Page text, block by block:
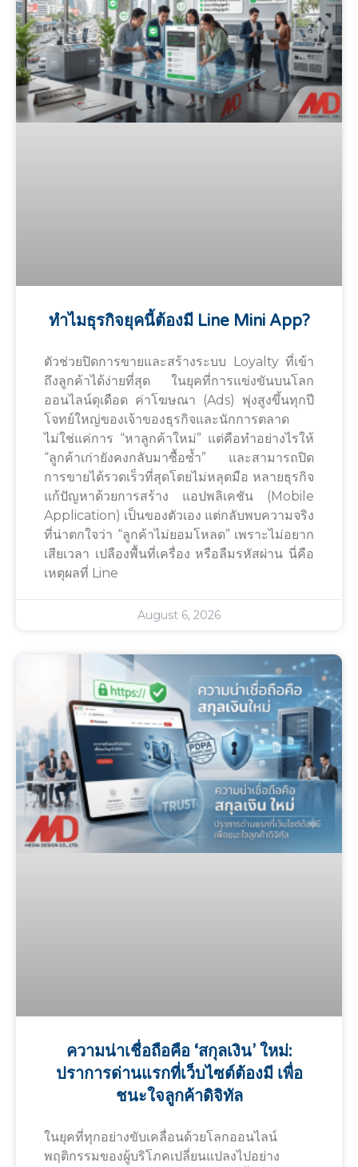
ทำไมธุรกิจยุคนี้ต้องมี Line Mini App?
ตัวช่วยปิดการขายและสร้างระบบ Loyalty ที่เข้า
ถึงลูกค้าได้ง่ายที่สุด ในยุคที่การแข่งขันบนโลก
ออนไลน์ดุเดือด ค่าโฆษณา (Ads) พุ่งสูงขึ้นทุกปี
โจทย์ใหญ่ของเจ้าของธุรกิจและนักการตลาด
ไม่ใช่แค่การ “หาลูกค้าใหม่” แต่คือทำอย่างไรให้
“ลูกค้าเก่ายังคงกลับมาซื้อซ้ำ” และสามารถปิด
การขายได้รวดเร็วที่สุดโดยไม่หลุดมือ หลายธุรกิจ
แก้ปัญหาด้วยการสร้าง แอปพลิเคชัน (Mobile
Application) เป็นของตัวเอง แต่กลับพบความจริง
ที่น่าตกใจว่า “ลูกค้าไม่ยอมโหลด” เพราะไม่อยาก
เสียเวลา เปลืองพื้นที่เครื่อง หรือลืมรหัสผ่าน นี่คือ
เหตุผลที่ Line
August 6, 2026
ความน่าเชื่อถือคือ ‘สกุลเงิน’ ใหม่:
ปราการด่านแรกที่เว็บไซต์ต้องมี เพื่อ
ชนะใจลูกค้าดิจิทัล
ในยุคที่ทุกอย่างขับเคลื่อนด้วยโลกออนไลน์
พฤติกรรมของผู้บริโภคเปลี่ยนแปลงไปอย่าง